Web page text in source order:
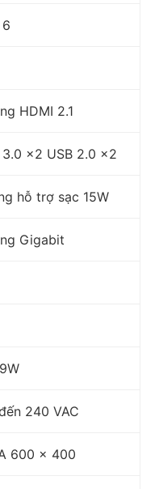
HDMI 2.1
3.0 x2 USB 2.0 x2
hỗ trợ sạc 15W
Gigabit
240 VAC
600 x 400